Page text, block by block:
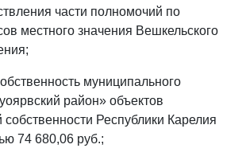
части полномочий по
местного значения Вешкельского
муниципального
район» объектов
собственности Республики Карелия
74 680,06 руб.;